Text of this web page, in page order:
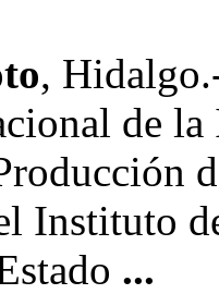
,
de
Instituto
...